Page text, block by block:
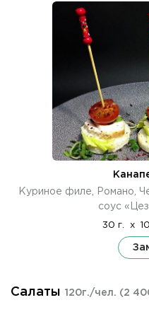
Куриное филе, Романо,
соус
30 г. x
Салаты 120г./чел. (2